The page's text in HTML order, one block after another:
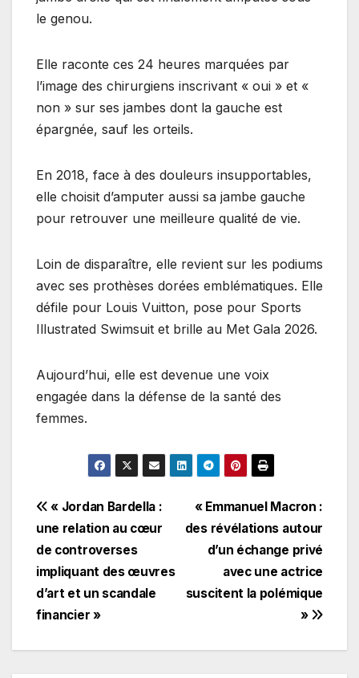
le genou.
Elle raconte ces 24 heures marquées par
l’image des chirurgiens inscrivant « oui » et «
non » sur ses jambes dont la gauche est
épargnée, sauf les orteils.
En 2018, face à des douleurs insupportables,
elle choisit d’amputer aussi sa jambe gauche
pour retrouver une meilleure qualité de vie.
Loin de disparaître, elle revient sur les podiums
avec ses prothèses dorées emblématiques. Elle
défile pour Louis Vuitton, pose pour Sports
Illustrated Swimsuit et brille au Met Gala 2026.
Aujourd’hui, elle est devenue une voix
engagée dans la défense de la santé des
femmes.
Navigation
de
l’article
« Emmanuel Macron :
des révélations autour
d’un échange privé
avec une actrice
suscitent la polémique
»
« Jordan Bardella :
une relation au cœur
de controverses
impliquant des œuvres
d’art et un scandale
financier »